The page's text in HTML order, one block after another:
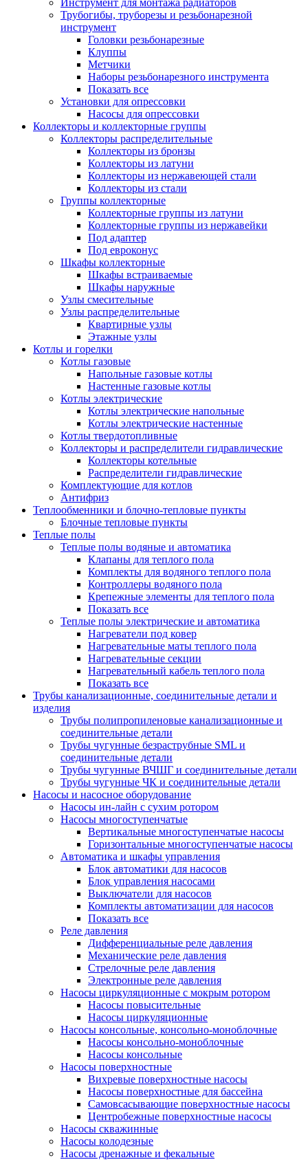
Инструмент для монтажа радиаторов
Трубогибы, труборезы и резьбонарезной
инструмент
Головки резьбонарезные
Клуппы
Метчики
Наборы резьбонарезного инструмента
Показать все
Установки для опрессовки
Насосы для опрессовки
Коллекторы и коллекторные группы
Коллекторы распределительные
Коллекторы из бронзы
Коллекторы из латуни
Коллекторы из нержавеющей стали
Коллекторы из стали
Группы коллекторные
Коллекторные группы из латуни
Коллекторные группы из нержавейки
Под адаптер
Под евроконус
Шкафы коллекторные
Шкафы встраиваемые
Шкафы наружные
Узлы смесительные
Узлы распределительные
Квартирные узлы
Этажные узлы
Котлы и горелки
Котлы газовые
Напольные газовые котлы
Настенные газовые котлы
Котлы электрические
Котлы электрические напольные
Котлы электрические настенные
Котлы твердотопливные
Коллекторы и распределители гидравлические
Коллекторы котельные
Распределители гидравлические
Комплектующие для котлов
Антифриз
Теплообменники и блочно-тепловые пункты
Блочные тепловые пункты
Теплые полы
Теплые полы водяные и автоматика
Клапаны для теплого пола
Комплекты для водяного теплого пола
Контроллеры водяного пола
Крепежные элементы для теплого пола
Показать все
Теплые полы электрические и автоматика
Нагреватели под ковер
Нагревательные маты теплого пола
Нагревательные секции
Нагревательный кабель теплого пола
Показать все
Трубы канализационные, соединительные детали и
изделия
Трубы полипропиленовые канализационные и
соединительные детали
Трубы чугунные безраструбные SML и
соединительные детали
Трубы чугунные ВЧШГ и соединительные детали
Трубы чугунные ЧК и соединительные детали
Насосы и насосное оборудование
Насосы ин-лайн с сухим ротором
Насосы многоступенчатые
Вертикальные многоступенчатые насосы
Горизонтальные многоступенчатые насосы
Автоматика и шкафы управления
Блок автоматики для насосов
Блок управления насосами
Выключатели для насосов
Комплекты автоматизации для насосов
Показать все
Реле давления
Дифференциальные реле давления
Механические реле давления
Стрелочные реле давления
Электронные реле давления
Насосы циркуляционные с мокрым ротором
Насосы повысительные
Насосы циркуляционные
Насосы консольные, консольно-моноблочные
Насосы консольно-моноблочные
Насосы консольные
Насосы поверхностные
Вихревые поверхностные насосы
Насосы поверхностные для бассейна
Самовсасывающие поверхностные насосы
Центробежные поверхностные насосы
Насосы скважинные
Насосы колодезные
Насосы дренажные и фекальные